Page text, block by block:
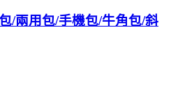
/兩用包/手機包/牛角包/斜